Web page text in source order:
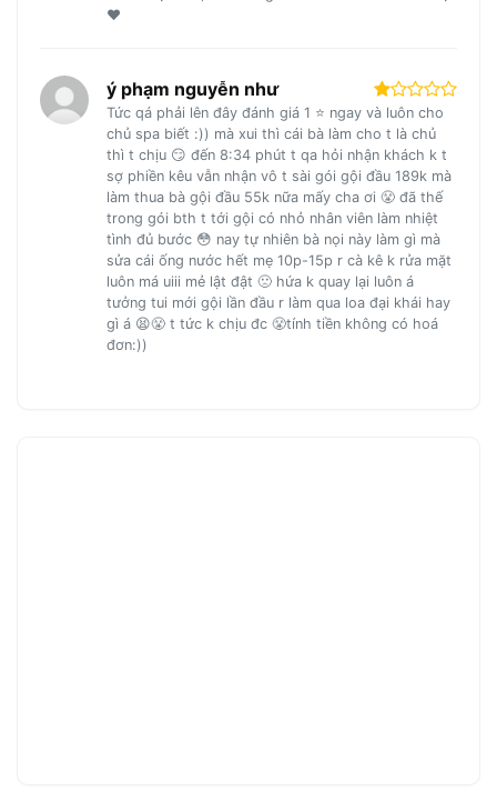
❤️
ý phạm nguyễn như
Tức qá phải lên đây đánh giá 1 ⭐️ ngay và luôn cho
chủ spa biết :)) mà xui thì cái bà làm cho t là chủ
thì t chịu 😏 đến 8:34 phút t qa hỏi nhận khách k t
sợ phiền kêu vẫn nhận vô t sài gói gội đầu 189k mà
làm thua bà gội đầu 55k nữa mấy cha ơi 😤 đã thế
trong gói bth t tới gội có nhỏ nhân viên làm nhiệt
tình đủ bước 😳 nay tự nhiên bà nọi này làm gì mà
sửa cái ống nước hết mẹ 10p-15p r cà kê k rửa mặt
luôn má uiii mẻ lật đật 🙁 hứa k quay lại luôn á
tưởng tui mới gội lần đầu r làm qua loa đại khái hay
gì á 😫😤 t tức k chịu đc 😤tính tiền không có hoá
đơn:))